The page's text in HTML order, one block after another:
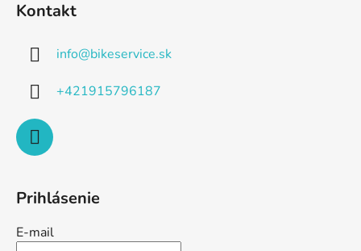
Kontakt
info@bikeservice.sk
+421915796187
Prihlásenie
E-mail